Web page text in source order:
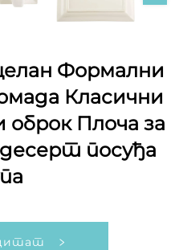
Формални
Класични
Плоча за
посуђа